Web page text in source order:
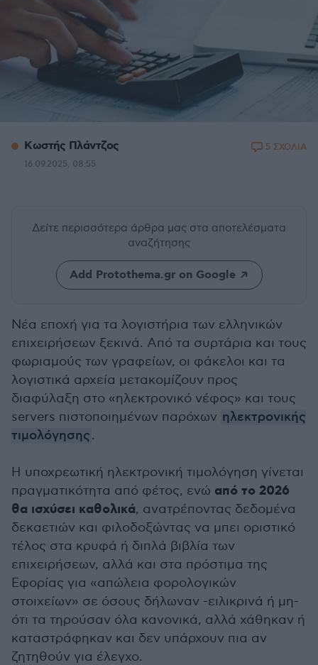
Κωστής Πλάντζος
16.09.2025, 08:55
5 ΣΧΟΛΙΑ
Δείτε περισσότερα άρθρα μας στα αποτελέσματα
αναζήτησης
Add Protothema.gr on Google
Νέα εποχή για τα λογιστήρια των ελληνικών
επιχειρήσεων ξεκινά. Από τα συρτάρια και τους
φωριαμούς των γραφείων, οι φάκελοι και τα
λογιστικά αρχεία μετακομίζουν προς
διαφύλαξη στο «ηλεκτρονικό νέφος» και τους
servers πιστοποιημένων παρόχων ηλεκτρονικής
τιμολόγησης.
Η υποχρεωτική ηλεκτρονική τιμολόγηση γίνεται
πραγματικότητα από φέτος, ενώ από το 2026
θα ισχύσει καθολικά, ανατρέποντας δεδομένα
δεκαετιών και φιλοδοξώντας να μπει οριστικό
τέλος στα κρυφά ή διπλά βιβλία των
επιχειρήσεων, αλλά και στα πρόστιμα της
Εφορίας για «απώλεια φορολογικών
στοιχείων» σε όσους δήλωναν -ειλικρινά ή μη-
ότι τα τηρούσαν όλα κανονικά, αλλά χάθηκαν ή
καταστράφηκαν και δεν υπάρχουν πια αν
ζητηθούν για έλεγχο.